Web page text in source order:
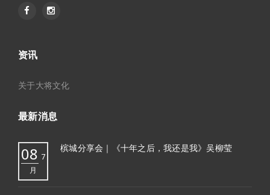
资讯
关于大将文化
最新消息
08 7
月
槟城分享会｜《十年之后，我还是我》吴柳莹